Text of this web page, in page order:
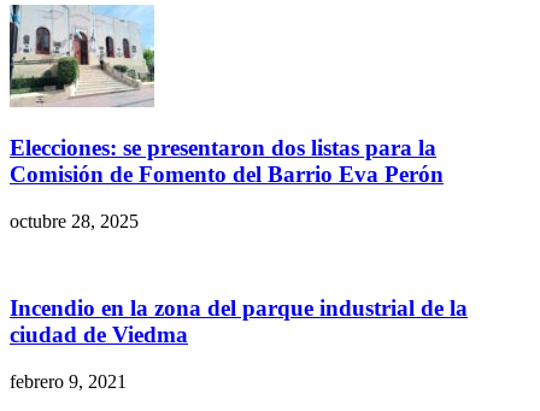
Elecciones: se presentaron dos listas para la
Comisión de Fomento del Barrio Eva Perón
octubre 28, 2025
Incendio en la zona del parque industrial de la
ciudad de Viedma
febrero 9, 2021